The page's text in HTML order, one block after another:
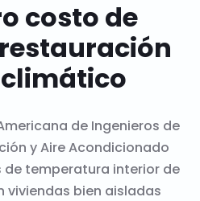
costo de
de Ingenieros de
y Aire Acondicionado
temperatura interior de
viviendas bien aisladas